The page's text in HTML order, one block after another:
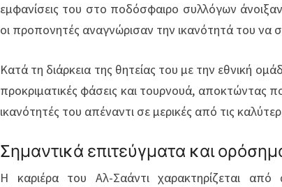
εμφανίσεις του στο ποδόσφαιρο συλλόγων
οι προπονητές αναγνώρισαν την ικανότητά του να
Κατά τη διάρκεια της θητείας του με την εθνική
προκριματικές φάσεις και τουρνουά, αποκτώντας
ικανότητές του απέναντι σε μερικές από τις
Σημαντικά επιτεύγματα και
Η καριέρα του Αλ-Σαάντι χαρακτηρίζεται